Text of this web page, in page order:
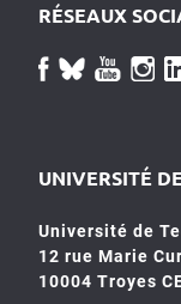
RÉSEAUX
UNIVERSITÉ
Université de
12 rue Marie
10004 Troyes